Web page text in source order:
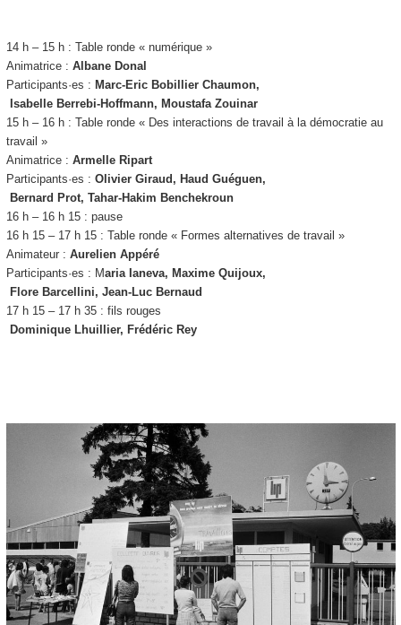
14 h – 15 h : Table ronde « numérique »
Animatrice : Albane Donal
Participants·es : Marc-Eric Bobillier Chaumon,
Isabelle Berrebi-Hoffmann, Moustafa Zouinar
15 h – 16 h : Table ronde « Des interactions de travail à la démocratie au
travail »
Animatrice : Armelle Ripart
Participants·es : Olivier Giraud, Haud Guéguen,
Bernard Prot, Tahar-Hakim Benchekroun
16 h – 16 h 15 : pause
16 h 15 – 17 h 15 : Table ronde « Formes alternatives de travail »
Animateur : Aurelien Appéré
Participants·es : Maria Ianeva, Maxime Quijoux,
Flore Barcellini, Jean-Luc Bernaud
17 h 15 – 17 h 35 : fils rouges
Dominique Lhuillier, Frédéric Rey